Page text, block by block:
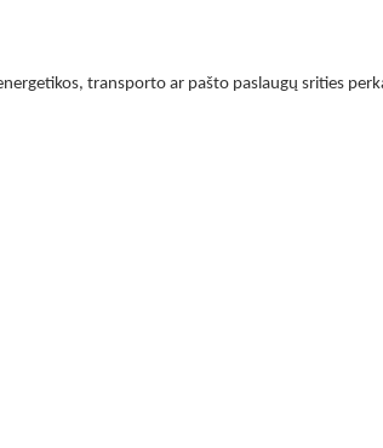
transporto ar pašto paslaugų srities